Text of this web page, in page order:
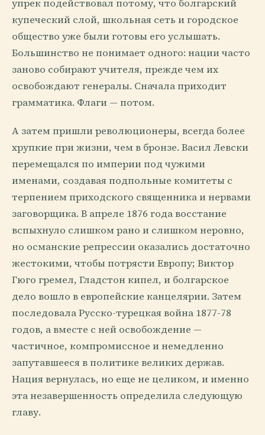
упрек подействовал потому, что болгарский
купеческий слой, школьная сеть и городское
общество уже были готовы его услышать.
Большинство не понимает одного: нации часто
заново собирают учителя, прежде чем их
освобождают генералы. Сначала приходит
грамматика. Флаги — потом.
А затем пришли революционеры, всегда более
хрупкие при жизни, чем в бронзе. Васил Левски
перемещался по империи под чужими
именами, создавая подпольные комитеты с
терпением приходского священника и нервами
заговорщика. В апреле 1876 года восстание
вспыхнуло слишком рано и слишком неровно,
но османские репрессии оказались достаточно
жестокими, чтобы потрясти Европу; Виктор
Гюго гремел, Гладстон кипел, и болгарское
дело вошло в европейские канцелярии. Затем
последовала Русско-турецкая война 1877-78
годов, а вместе с ней освобождение —
частичное, компромиссное и немедленно
запутавшееся в политике великих держав.
Нация вернулась, но еще не целиком, и именно
эта незавершенность определила следующую
главу.